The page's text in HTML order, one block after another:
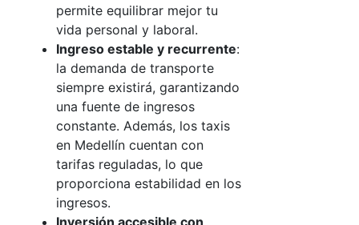
permite equilibrar mejor tu
vida personal y laboral.
Ingreso estable y recurrente:
la demanda de transporte
siempre existirá, garantizando
una fuente de ingresos
constante. Además, los taxis
en Medellín cuentan con
tarifas reguladas, lo que
proporciona estabilidad en los
ingresos.
Inversión accesible con